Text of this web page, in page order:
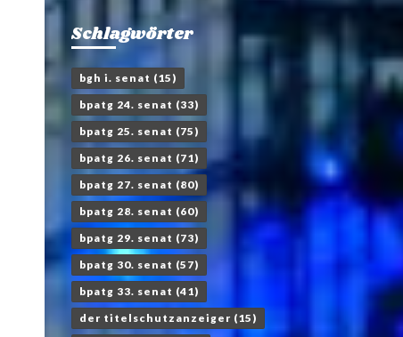
Schlagwörter
bgh i. senat (15)
bpatg 24. senat (33)
bpatg 25. senat (75)
bpatg 26. senat (71)
bpatg 27. senat (80)
bpatg 28. senat (60)
bpatg 29. senat (73)
bpatg 30. senat (57)
bpatg 33. senat (41)
der titelschutzanzeiger (15)